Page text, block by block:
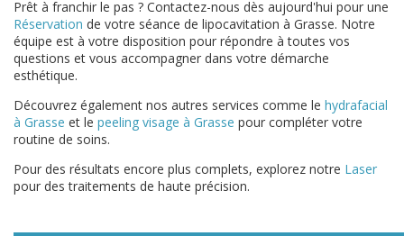
Prêt à franchir le pas ? Contactez-nous dès aujourd'hui pour une
Réservation de votre séance de lipocavitation à Grasse. Notre
équipe est à votre disposition pour répondre à toutes vos
questions et vous accompagner dans votre démarche
esthétique.
Découvrez également nos autres services comme le hydrafacial
à Grasse et le peeling visage à Grasse pour compléter votre
routine de soins.
Pour des résultats encore plus complets, explorez notre Laser
pour des traitements de haute précision.